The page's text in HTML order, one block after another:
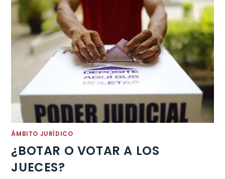
ÁMBITO JURÍDICO
¿BOTAR O VOTAR A LOS
JUECES?